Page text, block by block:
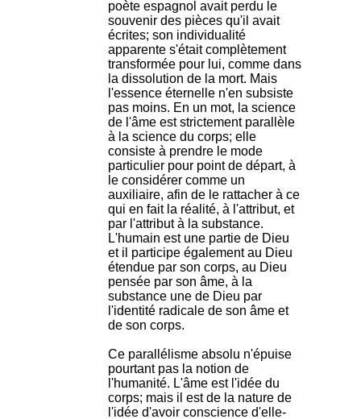
poète espagnol avait perdu le
souvenir des pièces qu'il avait
écrites; son individualité
apparente s'était complètement
transformée pour lui, comme dans
la dissolution de la mort. Mais
l'essence éternelle n'en subsiste
pas moins. En un mot, la science
de l'âme est strictement parallèle
à la science du corps; elle
consiste à prendre le mode
particulier pour point de départ, à
le considérer comme un
auxiliaire, afin de le rattacher à ce
qui en fait la réalité, à l'attribut, et
par l'attribut à la substance.
L'humain est une partie de Dieu
et il participe également au Dieu
étendue par son corps, au Dieu
pensée par son âme, à la
substance une de Dieu par
l'identité radicale de son âme et
de son corps.
Ce parallélisme absolu n'épuise
pourtant pas la notion de
l'humanité. L'âme est l'idée du
corps; mais il est de la nature de
l'idée d'avoir conscience d'elle-